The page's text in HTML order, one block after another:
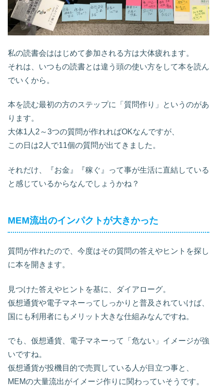
私の読書会ははじめて参加される方は大体疲れます。
それは、いつもの読書とは違う頭の使い方をして本を読ん
でいくから。
本を読む最初の方のステップに「質問作り」というのがあ
ります。
大体1人2～3つの質問が作れればOKなんですが、
この日は2人で11個の質問が出てきました。
それだけ、『お金』『稼ぐ』って事が生活に直結している
と感じているからなんでしょうかね？
MEM流出のインパクトが大きかった
質問が作れたので、今度はその質問の答えやヒントを探し
に本を開きます。
見つけた答えやヒントを基に、ダイアローグ。
仮想通貨や電子マネーってしっかりと普及されていけば、
国にも利用者にもメリット大きな仕組みなんですね。
でも、仮想通貨、電子マネーって「危ない」イメージが強
いですね。
仮想通貨が投機目的で売買している人が目立つ事と、
MEMの大量流出がイメージ作りに関わっていそうです。